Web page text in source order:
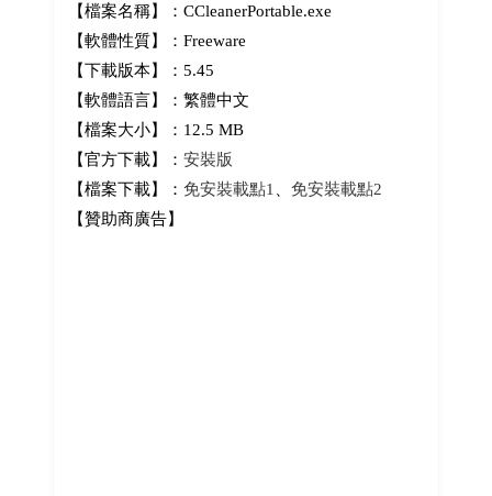
【檔案名稱】：CCleanerPortable.exe
【軟體性質】：Freeware
【下載版本】：5.45
【軟體語言】：繁體中文
【檔案大小】：12.5 MB
【官方下載】： 安裝版
【檔案下載】： 免安裝載點1、 免安裝載點2
【贊助商廣告】